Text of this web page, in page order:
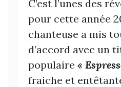
C’est l’unes des
pour cette année
chanteuse a mis
d’accord avec un
populaire «
fraiche et